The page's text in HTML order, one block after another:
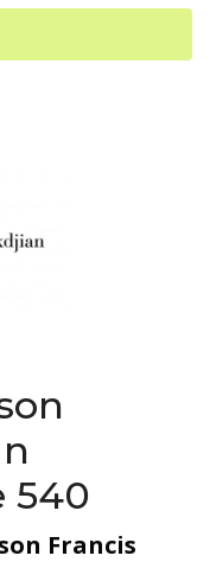
540
Francis